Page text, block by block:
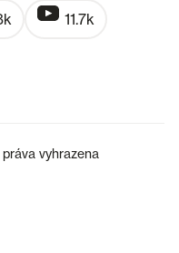
11.7k
vyhrazena